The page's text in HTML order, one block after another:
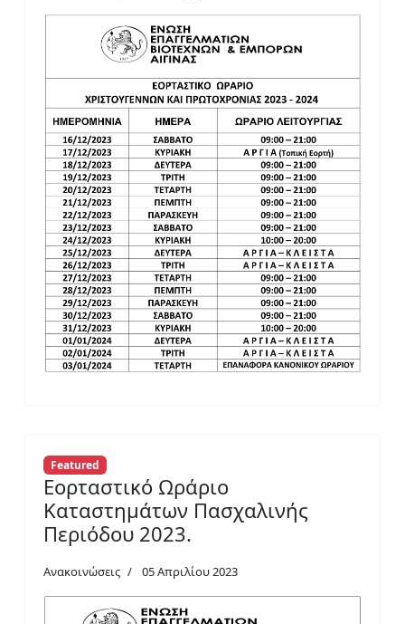
Featured
Εορταστικό Ωράριο
Καταστημάτων Πασχαλινής
Περιόδου 2023.
Ανακοινώσεις 05 Απριλίου 2023